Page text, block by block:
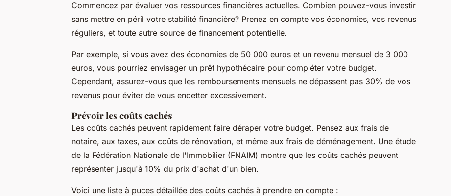
Commencez par évaluer vos ressources financières actuelles. Combien pouvez-vous investir
sans mettre en péril votre stabilité financière? Prenez en compte vos économies, vos revenus
réguliers, et toute autre source de financement potentielle.
Par exemple, si vous avez des économies de 50 000 euros et un revenu mensuel de 3 000
euros, vous pourriez envisager un prêt hypothécaire pour compléter votre budget.
Cependant, assurez-vous que les remboursements mensuels ne dépassent pas 30% de vos
revenus pour éviter de vous endetter excessivement.
Prévoir les coûts cachés
Les coûts cachés peuvent rapidement faire déraper votre budget. Pensez aux frais de
notaire, aux taxes, aux coûts de rénovation, et même aux frais de déménagement. Une étude
de la Fédération Nationale de l'Immobilier (FNAIM) montre que les coûts cachés peuvent
représenter jusqu'à 10% du prix d'achat d'un bien.
Voici une liste à puces détaillée des coûts cachés à prendre en compte :